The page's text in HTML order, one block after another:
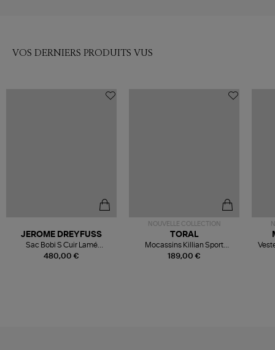
VOS DERNIERS PRODUITS VUS
480,00 €
JEROME DREYFUSS
Sac Bobi S Cuir Lamé
Champagne
NOUVELLE COLLECTION
189,00 €
TORAL
Mocassins Killian Sport
Mousse